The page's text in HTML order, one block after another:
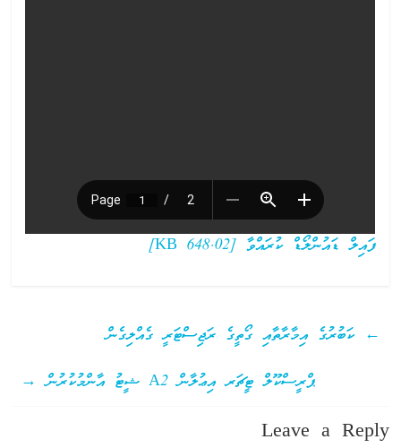
ފައިލް ޑައުންލޯޑް ކުރައްވާ [648.02 KB]
← ކަބުރުގެ އިމާރާތާއި ގޯތީގެ ރަޖިސްޓަރީ ގެއްލިގެން
ޕްރީސްކޫލް ޓީޗަރ އިޢުލާން A2 ޝީޓު އާންމުކުރުން
→
Leave a Reply